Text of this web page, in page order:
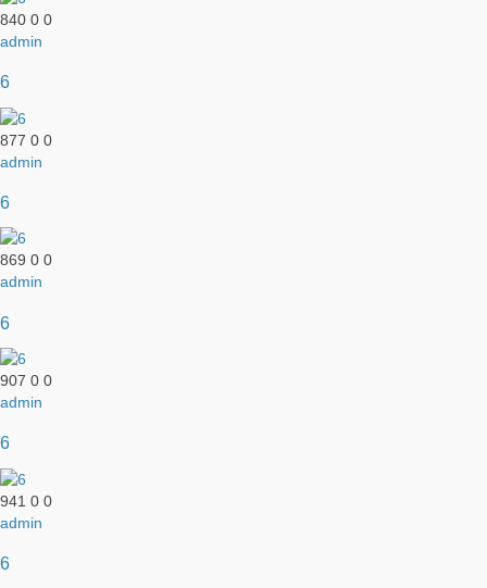
840 0 0
admin
6
877 0 0
admin
6
869 0 0
admin
6
907 0 0
admin
6
941 0 0
admin
6